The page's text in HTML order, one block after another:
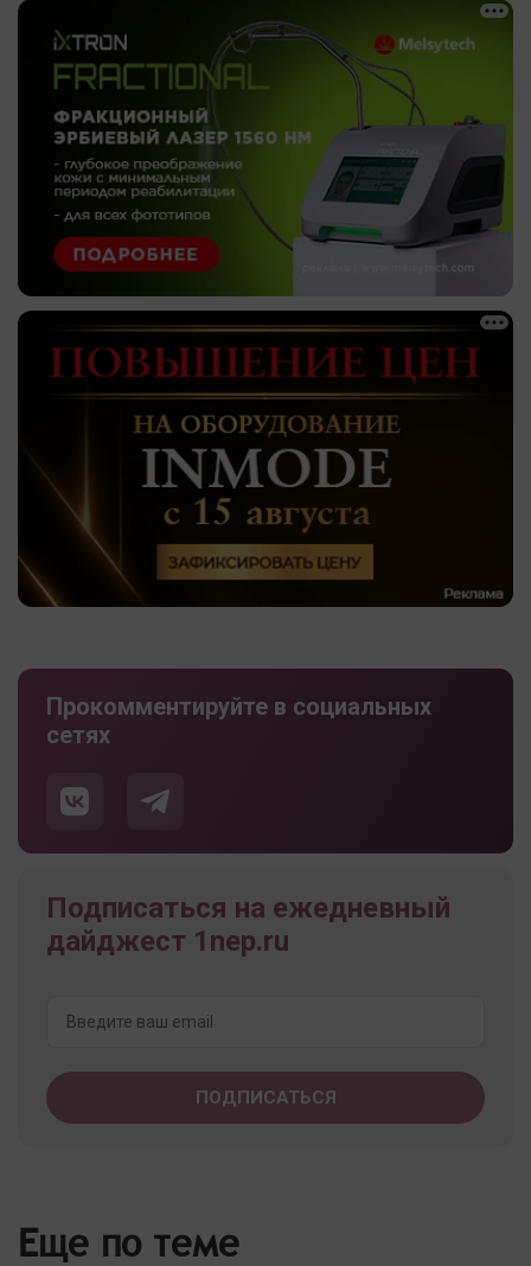
Прокомментируйте в социальных
сетях
Подписаться на ежедневный
дайджест 1nep.ru
Еще по теме